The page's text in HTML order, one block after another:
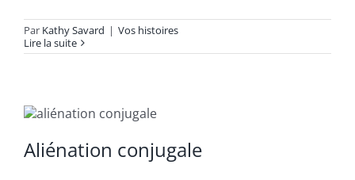
Par Kathy Savard | Vos histoires
Lire la suite
Aliénation conjugale